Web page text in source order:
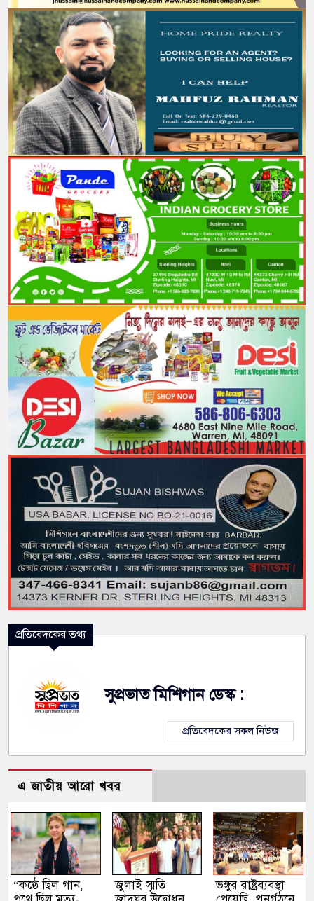
প্রতিবেদকের তথ্য
সুপ্রভাত মিশিগান ডেস্ক :
প্রতিবেদকের সকল নিউজ
এ জাতীয় আরো খবর
“কণ্ঠে ছিল গান,
জুলাই স্মৃতি
ভঙ্গুর রাষ্ট্রব্যবস্থা